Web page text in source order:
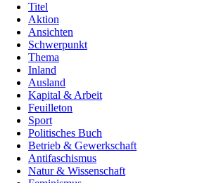
Titel
Aktion
Ansichten
Schwerpunkt
Thema
Inland
Ausland
Kapital & Arbeit
Feuilleton
Sport
Politisches Buch
Betrieb & Gewerkschaft
Antifaschismus
Natur & Wissenschaft